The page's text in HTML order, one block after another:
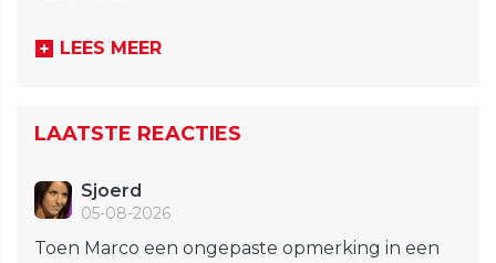
LEES MEER
LAATSTE REACTIES
Sjoerd
05-08-2026
Toen Marco een ongepaste opmerking in een